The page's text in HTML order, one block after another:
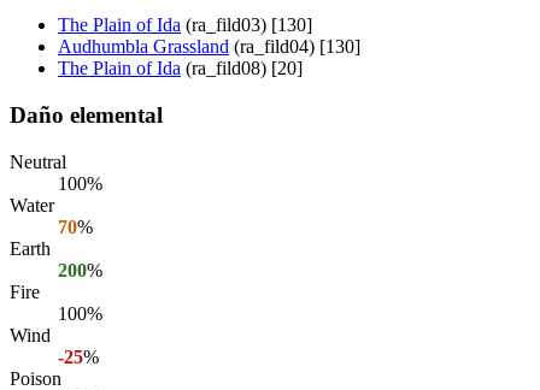
The Plain of Ida (ra_fild03) [130]
Audhumbla Grassland (ra_fild04) [130]
The Plain of Ida (ra_fild08) [20]
Daño elemental
Neutral
100%
Water
70%
Earth
200%
Fire
100%
Wind
-25%
Poison